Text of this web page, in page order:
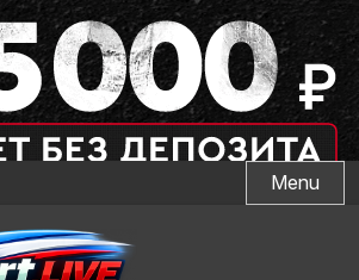
Menu